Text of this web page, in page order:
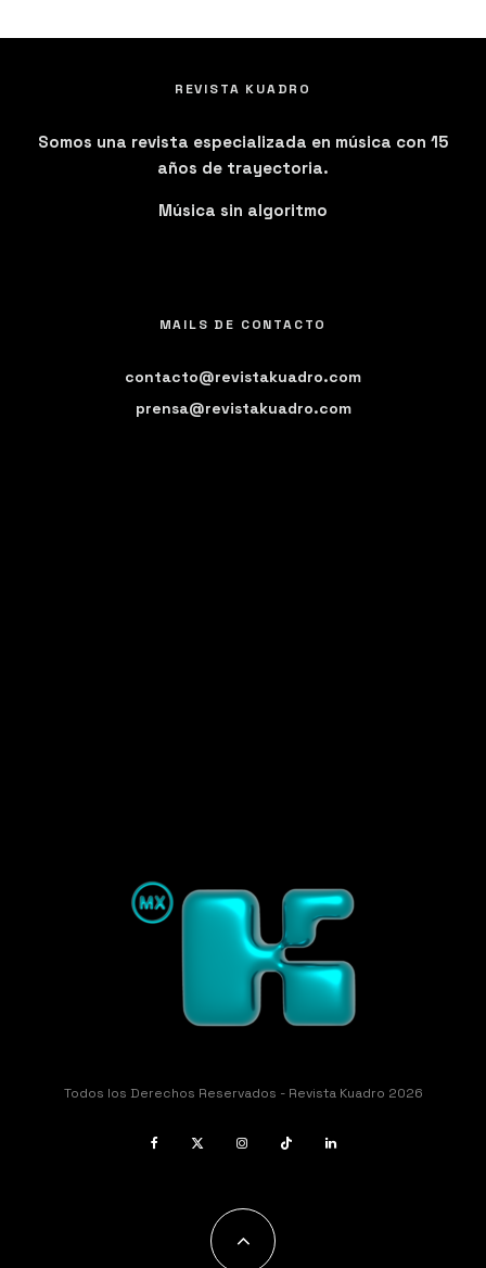
REVISTA KUADRO
Somos una revista especializada en música con 15
años de trayectoria.
Música sin algoritmo
MAILS DE CONTACTO
contacto@revistakuadro.com
prensa@revistakuadro.com
Todos los Derechos Reservados - Revista Kuadro 2026